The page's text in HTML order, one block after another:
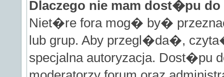
Dlaczego nie mam dost�pu
Niet�re fora mog� by�
lub grup. Aby przegl�da�,
specjalna autoryzacja. Dost�pu